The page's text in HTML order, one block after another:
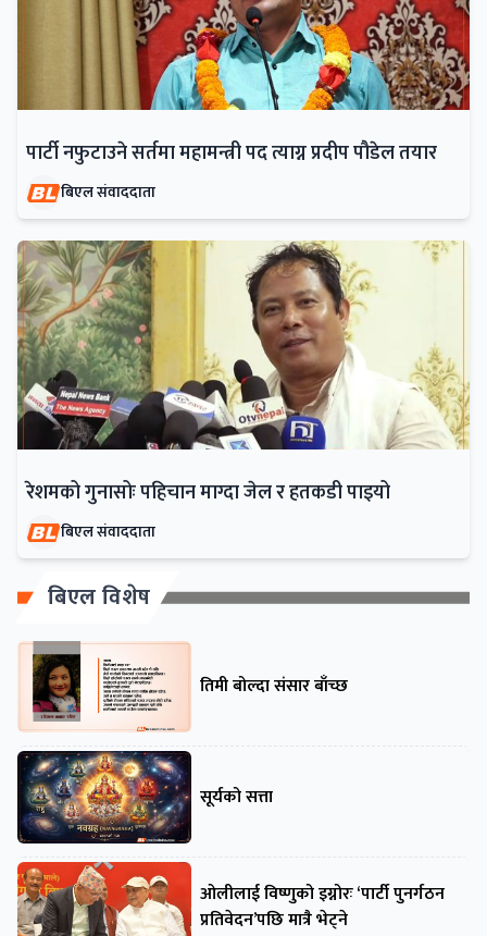
पार्टी नफुटाउने सर्तमा महामन्त्री पद त्याग्न प्रदीप पौडेल तयार
बिएल संवाददाता
रेशमको गुनासोः पहिचान माग्दा जेल र हतकडी पाइयो
बिएल संवाददाता
बिएल विशेष
तिमी बोल्दा संसार बाँच्छ
सूर्यको सत्ता
ओलीलाई विष्णुको इग्नोरः ‘पार्टी पुनर्गठन
प्रतिवेदन’पछि मात्रै भेट्ने